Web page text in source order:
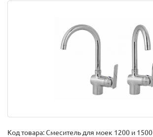
Код товара:Смеситель для моек 1200 и 1500